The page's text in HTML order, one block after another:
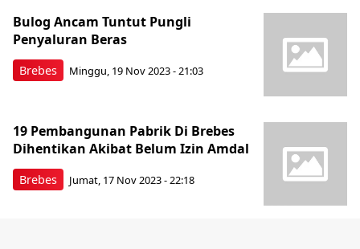
Brebes
Bulog Ancam Tuntut Pungli
Penyaluran Beras
Minggu, 19 Nov 2023 - 21:03
Brebes
19 Pembangunan Pabrik Di Brebes
Dihentikan Akibat Belum Izin Amdal
Jumat, 17 Nov 2023 - 22:18